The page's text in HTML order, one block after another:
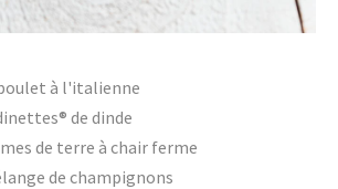
à l'italienne
de dinde
de terre à chair ferme
de champignons